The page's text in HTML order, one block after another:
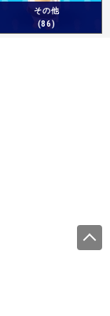
その他
(86)